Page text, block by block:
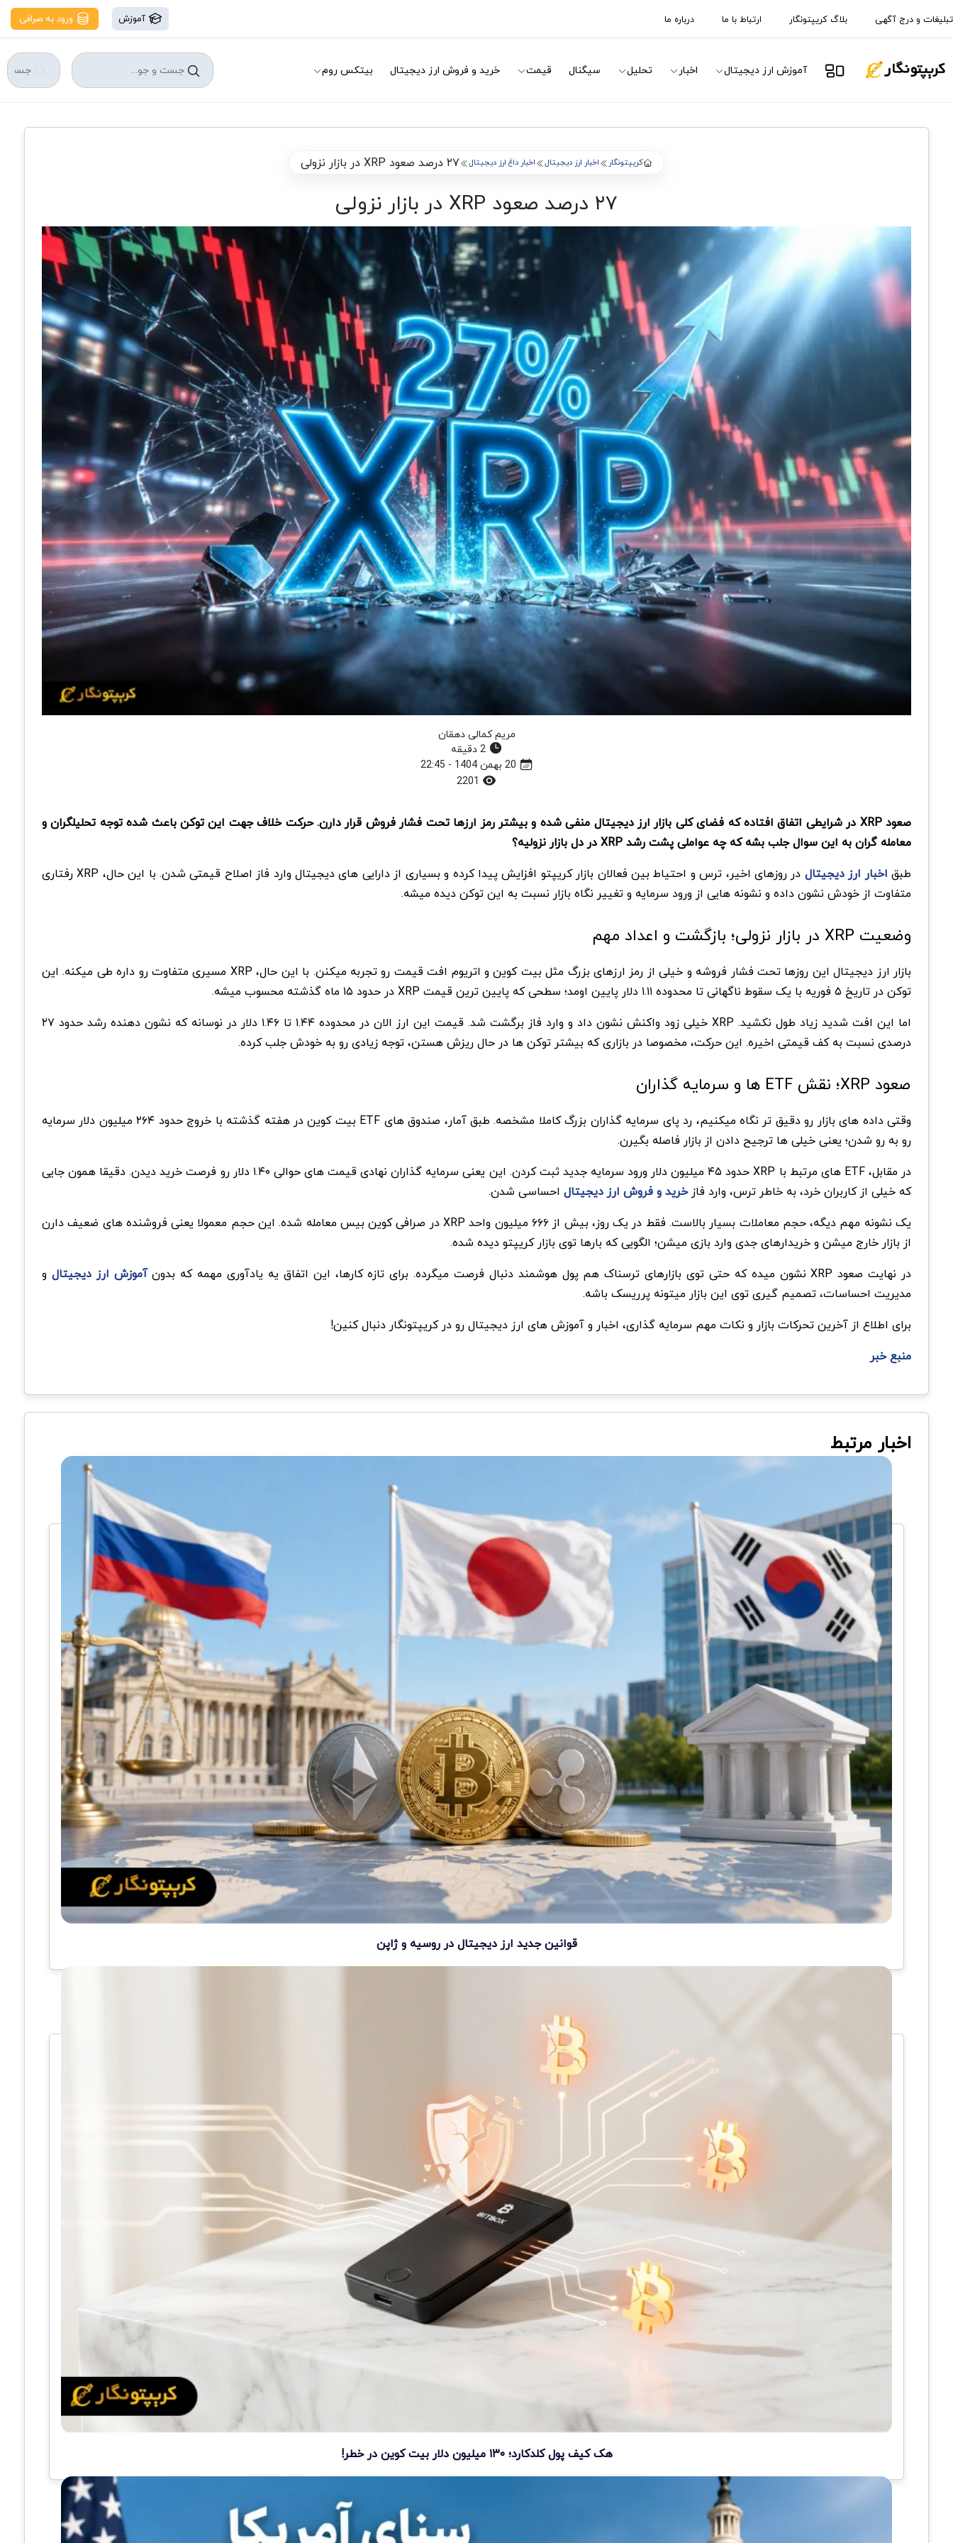
تبلیغات و درج آگهی بلاگ کریپتونگار ارتباط با ما درباره ما آموزش ورود به صرافی
آموزش ارز دیجیتال اخبار تحلیل سیگنال قیمت خرید و فروش ارز دیجیتال بیتکس روم
کریپتونگار اخبار ارز دیجیتال اخبار داغ ارز دیجیتال ۲۷ درصد صعود XRP در بازار نزولی
۲۷ درصد صعود XRP در بازار نزولی
مریم کمالی دهقان
2 دقیقه
صعود XRP در شرایطی اتفاق افتاده که فضای کلی بازار ارز دیجیتال منفی شده و بیشتر رمز ارزها تحت فشار فروش قرار دارن. حرکت خلاف جهت این توکن باعث شده توجه تحلیلگران و
معامله گران به این سوال جلب بشه که چه عواملی پشت رشد XRP در دل بازار نزولیه؟
طبق اخبار ارز دیجیتال
در روزهای اخیر، ترس و احتیاط بین فعالان بازار کریپتو افزایش پیدا کرده و بسیاری از دارایی های دیجیتال وارد فاز اصلاح قیمتی شدن. با این حال، XRP رفتاری
متفاوت از خودش نشون داده و نشونه هایی از ورود سرمایه و تغییر نگاه بازار نسبت به این توکن دیده میشه.
وضعیت XRP در بازار نزولی؛ بازگشت و اعداد مهم
بازار ارز دیجیتال این روزها تحت فشار فروشه و خیلی از رمز ارزهای بزرگ مثل بیت کوین و اتریوم افت قیمت رو تجربه میکنن. با این حال، XRP مسیری متفاوت رو داره طی میکنه. این
توکن در تاریخ ۵ فوریه با یک سقوط ناگهانی تا محدوده ۱.۱۱ دلار پایین اومد؛ سطحی که پایین ترین قیمت XRP در حدود ۱۵ ماه گذشته محسوب میشه.
اما این افت شدید زیاد طول نکشید. XRP خیلی زود واکنش نشون داد و وارد فاز برگشت شد. قیمت این ارز الان در محدوده ۱.۴۴ تا ۱.۴۶ دلار در نوسانه که نشون دهنده رشد حدود ۲۷
درصدی نسبت به کف قیمتی اخیره. این حرکت، مخصوصا در بازاری که بیشتر توکن ها در حال ریزش هستن، توجه زیادی رو به خودش جلب کرده.
صعود XRP؛ نقش ETF ها و سرمایه گذاران
وقتی داده های بازار رو دقیق تر نگاه میکنیم، رد پای سرمایه گذاران بزرگ کاملا مشخصه. طبق آمار، صندوق های ETF بیت کوین در هفته گذشته با خروج حدود ۲۶۴ میلیون دلار سرمایه
رو به رو شدن؛ یعنی خیلی ها ترجیح دادن از بازار فاصله بگیرن.
در مقابل، ETF های مرتبط با XRP حدود ۴۵ میلیون دلار ورود سرمایه جدید ثبت کردن. این یعنی سرمایه گذاران نهادی قیمت های حوالی ۱.۴۰ دلار رو فرصت خرید دیدن. دقیقا همون جایی
که خیلی از کاربران خرد، به خاطر ترس، وارد فازخرید و فروش ارز دیجیتال احساسی شدن.
یک نشونه مهم دیگه، حجم معاملات بسیار بالاست. فقط در یک روز، بیش از ۶۶۶ میلیون واحد XRP در صرافی کوین بیس معامله شده. این حجم معمولا یعنی فروشنده های ضعیف دارن
از بازار خارج میشن و خریدارهای جدی وارد بازی میشن؛ الگویی که بارها توی بازار کریپتو دیده شده.
در نهایت صعود XRP نشون میده که حتی توی بازارهای ترسناک هم پول هوشمند دنبال فرصت میگرده. برای تازه کارها، این اتفاق یه یادآوری مهمه که بدون
آموزش ارز دیجیتال و
مدیریت احساسات، تصمیم گیری توی این بازار میتونه پرریسک باشه.
برای اطلاع از آخرین تحرکات بازار و نکات مهم سرمایه گذاری، اخبار و آموزش های ارز دیجیتال رو در کریپتونگار دنبال کنین!
منبع خبر
اخبار مرتبط
قوانین جدید ارز دیجیتال در روسیه و ژاپن
هک کیف پول کلدکارد؛ ۱۳۰ میلیون دلار بیت کوین در خطر!